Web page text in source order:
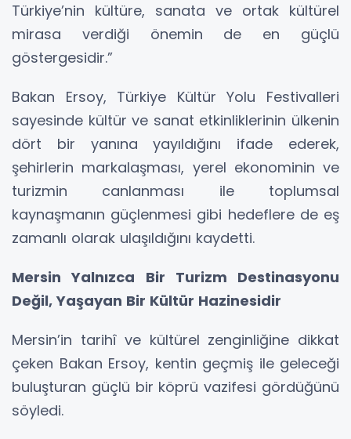
Türkiye’nin kültüre, sanata ve ortak kültürel
mirasa verdiği önemin de en güçlü
göstergesidir.”
Bakan Ersoy, Türkiye Kültür Yolu Festivalleri
sayesinde kültür ve sanat etkinliklerinin ülkenin
dört bir yanına yayıldığını ifade ederek,
şehirlerin markalaşması, yerel ekonominin ve
turizmin canlanması ile toplumsal
kaynaşmanın güçlenmesi gibi hedeflere de eş
zamanlı olarak ulaşıldığını kaydetti.
Mersin Yalnızca Bir Turizm Destinasyonu
Değil, Yaşayan Bir Kültür Hazinesidir
Mersin’in tarihî ve kültürel zenginliğine dikkat
çeken Bakan Ersoy, kentin geçmiş ile geleceği
buluşturan güçlü bir köprü vazifesi gördüğünü
söyledi.